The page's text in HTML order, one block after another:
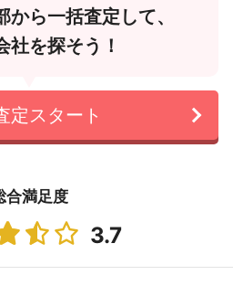
から一括査定して、
社を探そう！
定スタート
合満足度
3.7